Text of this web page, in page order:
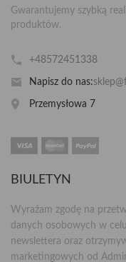
Gwarantujemy szybką
produktów.
+48572451338
Napisz do nas:
Przemysłowa 7
BIULETYN
Wyrażam zgodę na
danych osobowych w
newslettera oraz
marketingowych od